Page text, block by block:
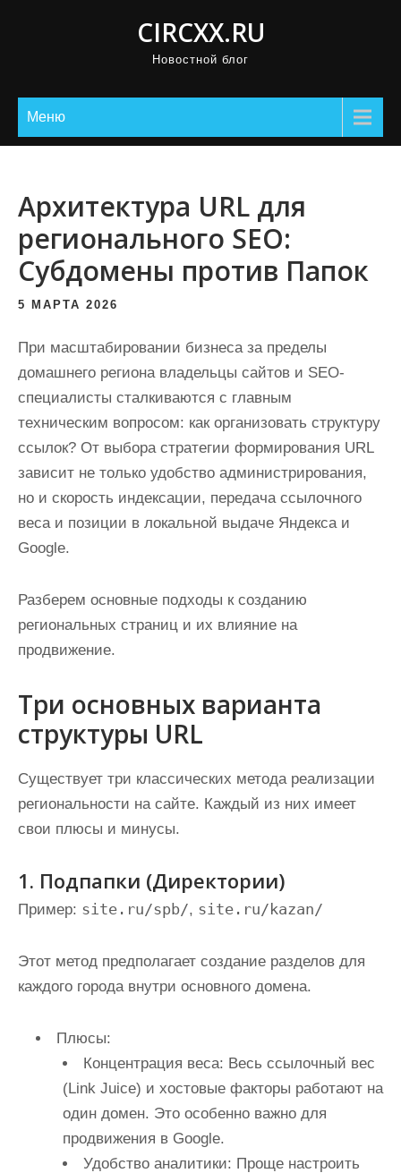
CIRCXX.RU
Новостной блог
Меню
Архитектура URL для
регионального SEO:
Субдомены против Папок
5 МАРТА 2026
При масштабировании бизнеса за пределы
домашнего региона владельцы сайтов и SEO-
специалисты сталкиваются с главным
техническим вопросом: как организовать структуру
ссылок? От выбора стратегии формирования URL
зависит не только удобство администрирования,
но и скорость индексации, передача ссылочного
веса и позиции в локальной выдаче Яндекса и
Google.
Разберем основные подходы к созданию
региональных страниц и их влияние на
продвижение.
Три основных варианта
структуры URL
Существует три классических метода реализации
региональности на сайте. Каждый из них имеет
свои плюсы и минусы.
1. Подпапки (Директории)
Пример: site.ru/spb/, site.ru/kazan/
Этот метод предполагает создание разделов для
каждого города внутри основного домена.
Плюсы:
Концентрация веса: Весь ссылочный вес
(Link Juice) и хостовые факторы работают на
один домен. Это особенно важно для
продвижения в Google.
Удобство аналитики: Проще настроить